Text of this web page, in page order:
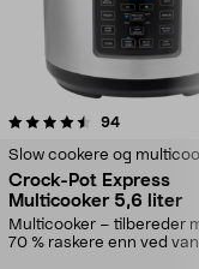
94
Slow cookere og
Crock-Pot Express
Multicooker 5,6 liter
Multicooker – tilbereder
70 % raskere enn ved
0.0 av 5 stjerner